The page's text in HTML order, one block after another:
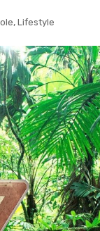
, Lifestyle